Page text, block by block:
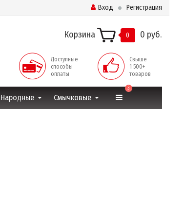
Вход Регистрация
Корзина 0 0 руб.
Доступные
способы
оплаты
Свыше
1 500+
товаров
Народные Смычковые
3